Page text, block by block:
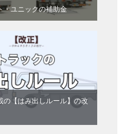
・ユニックの補助金
の【はみ出しルール】の改